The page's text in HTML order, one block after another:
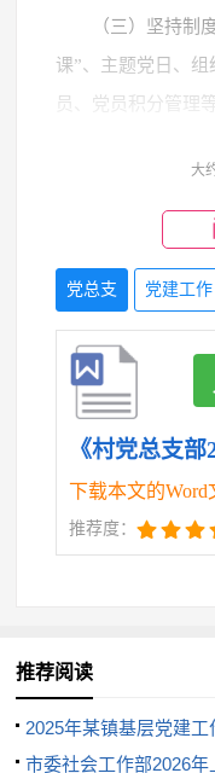
（三）坚持制度
课”、主题党日、
员、党员积分管理
会、民主评议党员
服务本领
（一）做好党员
“十六字”方针，严
治素质好，业务能
织中来。加大对入
和服务群众的工作
强党员服务大局、
务工作者学习培训
学习，增强“两委”
识，提高组织领导
大
党总支 党建工作
下载本文的
推荐度：
推荐阅读
2025年某镇基层党建工
市委社会工作部2026年